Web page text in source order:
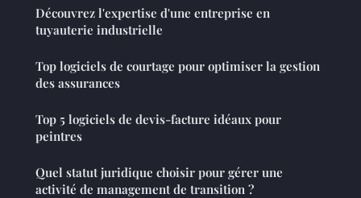
Découvrez l'expertise d'une entreprise en
tuyauterie industrielle
Top logiciels de courtage pour optimiser la gestion
des assurances
Top 5 logiciels de devis-facture idéaux pour
peintres
Quel statut juridique choisir pour gérer une
activité de management de transition ?